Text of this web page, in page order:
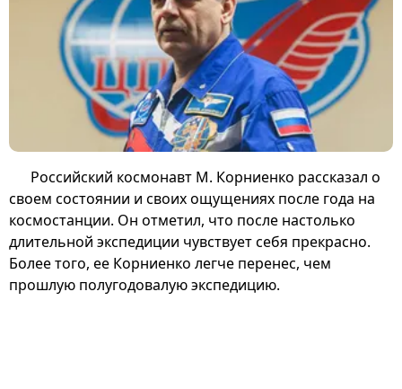
Российский космонавт М. Корниенко рассказал о
своем состоянии и своих ощущениях после года на
космостанции. Он отметил, что после настолько
длительной экспедиции чувствует себя прекрасно.
Более того, ее Корниенко легче перенес, чем
прошлую полугодовалую экспедицию.